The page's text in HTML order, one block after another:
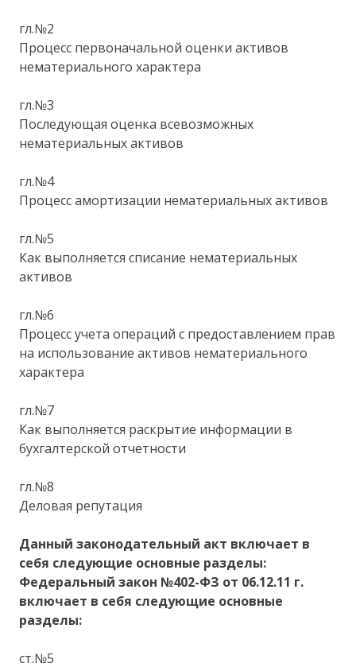
гл.№2
Процесс первоначальной оценки активов
нематериального характера
гл.№3
Последующая оценка всевозможных
нематериальных активов
гл.№4
Процесс амортизации нематериальных активов
гл.№5
Как выполняется списание нематериальных
активов
гл.№6
Процесс учета операций с предоставлением прав
на использование активов нематериального
характера
гл.№7
Как выполняется раскрытие информации в
бухгалтерской отчетности
гл.№8
Деловая репутация
Данный законодательный акт включает в
себя следующие основные разделы:
Федеральный закон №402-ФЗ от 06.12.11 г.
включает в себя следующие основные
разделы:
ст.№5